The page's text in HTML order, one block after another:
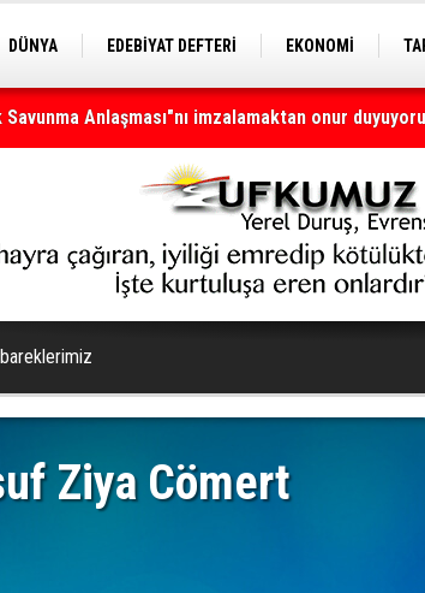
DÜNYA EDEBİYAT DEFTERİ EKONOMİ
Anlaşması"nı imzalamaktan onur
Mekke Savunma Anlaşması
Ziya Cömert